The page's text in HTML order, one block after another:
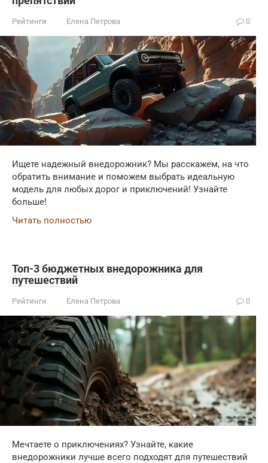
Рейтинги Елена Петрова 0
Ищете надежный внедорожник? Мы расскажем, на что
обратить внимание и поможем выбрать идеальную
модель для любых дорог и приключений! Узнайте
больше!
Читать полностью
Топ-3 бюджетных внедорожника для
путешествий
Рейтинги Елена Петрова 0
Мечтаете о приключениях? Узнайте, какие
внедорожники лучше всего подходят для путешествий